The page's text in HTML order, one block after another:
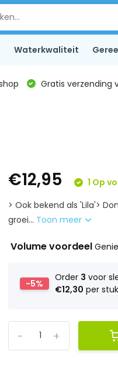
Waterkwaliteit
Gratis verzending
€12,95
1 Op
> Ook bekend als 'Lila'>
groei... Toon meer
Volume voordeel
-5%
Order 3 voor
€12,30 per stuk
+
-